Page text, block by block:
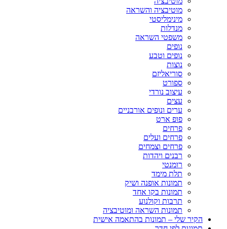
מוטיבציה והשראה
מינימליסטי
מנדלות
משפטי השראה
נופים
נופים וטבע
נוצות
סוריאליזם
ספורט
עיצוב נורדי
עצים
ערים ונופים אורבניים
פופ ארט
פרחים
פרחים ועלים
פרחים וצמחים
רבנים ויהדות
רומנטי
תלת מימד
תמונות אופנה ושיק
תמונות בקו אחד
תרבות וקולנוע
תמונות השראה ומוטיבציה
הקיר שלי – תמונות בהתאמה אישית